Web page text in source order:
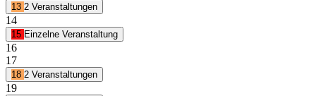
13 2 Veranstaltungen
14
15 Einzelne Veranstaltung
16
17
18 2 Veranstaltungen
19